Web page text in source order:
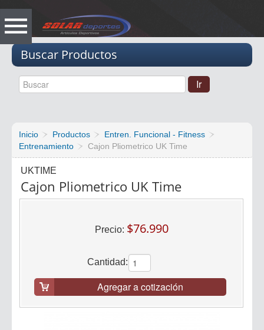
Buscar Productos
Inicio Productos
Entren. Funcional - Fitness
Entrenamiento
Cajon Pliometrico UK Time
UKTIME
Cajon Pliometrico UK Time
Precio: $76.990
Cantidad:
Agregar a cotización